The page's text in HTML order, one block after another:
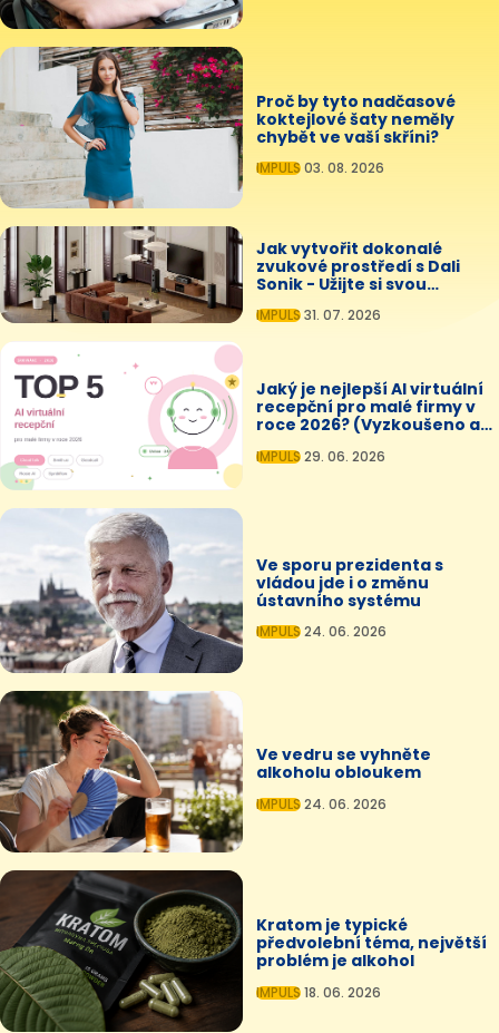
Proč by tyto nadčasové
koktejlové šaty neměly
chybět ve vaší skříni?
IMPULS03. 08. 2026
Jak vytvořit dokonalé
zvukové prostředí s Dali
Sonik - Užijte si svou
IMPULS31. 07. 2026
Jaký je nejlepší AI virtuální
recepční pro malé firmy v
roce 2026? (Vyzkoušeno a
IMPULS29. 06. 2026
Ve sporu prezidenta s
vládou jde i o změnu
ústavního systému
IMPULS24. 06. 2026
Ve vedru se vyhněte
alkoholu obloukem
IMPULS24. 06. 2026
Kratom je typické
předvolební téma, největší
problém je alkohol
IMPULS18. 06. 2026